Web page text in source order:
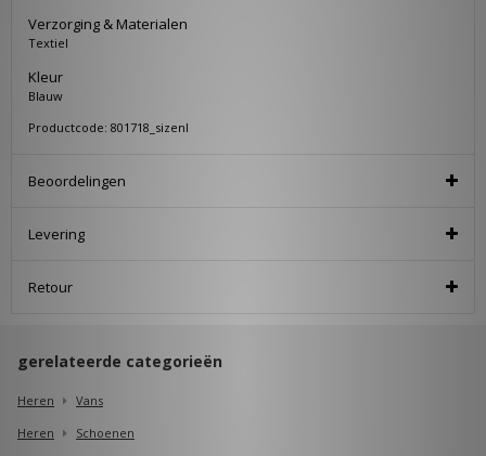
Verzorging & Materialen
Textiel
Kleur
Blauw
Productcode: 801718_sizenl
Beoordelingen
Levering
Retour
gerelateerde categorieën
Heren
Vans
Heren
Schoenen